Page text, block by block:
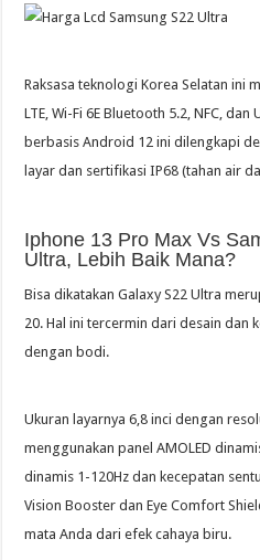
Raksasa teknologi Korea Selatan ini
LTE, Wi-Fi 6E Bluetooth 5.2, NFC, dan
berbasis Android 12 ini dilengkapi
layar dan sertifikasi IP68 (tahan air
Iphone 13 Pro Max Vs
Ultra, Lebih Baik Mana?
Bisa dikatakan Galaxy S22 Ultra
20. Hal ini tercermin dari desain dan
dengan bodi.
Ukuran layarnya 6,8 inci dengan
menggunakan panel AMOLED
dinamis 1-120Hz dan kecepatan
Vision Booster dan Eye Comfort
mata Anda dari efek cahaya biru.